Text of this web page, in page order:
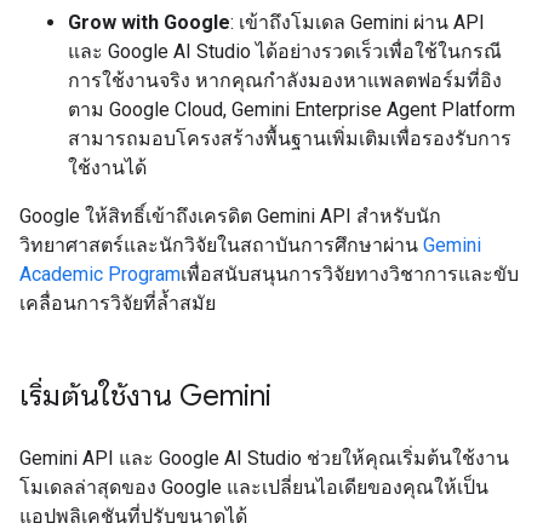
Grow with Google: เข้าถึงโมเดล Gemini ผ่าน API
และ Google AI Studio ได้อย่างรวดเร็วเพื่อใช้ในกรณี
การใช้งานจริง หากคุณกำลังมองหาแพลตฟอร์มที่อิง
ตาม Google Cloud, Gemini Enterprise Agent Platform
สามารถมอบโครงสร้างพื้นฐานเพิ่มเติมเพื่อรองรับการ
ใช้งานได้
Google ให้สิทธิ์เข้าถึงเครดิต Gemini API สำหรับนัก
วิทยาศาสตร์และนักวิจัยในสถาบันการศึกษาผ่าน Gemini
Academic Programเพื่อสนับสนุนการวิจัยทางวิชาการและขับ
เคลื่อนการวิจัยที่ล้ำสมัย
เริ่มต้นใช้งาน Gemini
Gemini API และ Google AI Studio ช่วยให้คุณเริ่มต้นใช้งาน
โมเดลล่าสุดของ Google และเปลี่ยนไอเดียของคุณให้เป็น
แอปพลิเคชันที่ปรับขนาดได้